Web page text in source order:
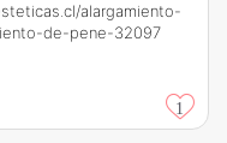
alargamiento-
de-pene-32097
1